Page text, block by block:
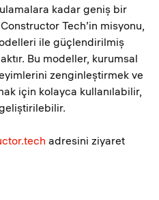
kadar geniş bir
Tech’in misyonu,
ile güçlendirilmiş
Bu modeller, kurumsal
zenginleştirmek ve
için kolayca kullanılabilir,
adresini ziyaret